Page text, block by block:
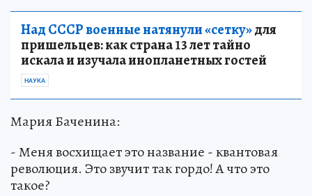
Над СССР военные натянули «сетку»для
пришельцев: как страна 13 лет тайно
искала и изучала инопланетных гостей
НАУКА
Мария Баченина:
- Меня восхищает это название - квантовая
революция. Это звучит так гордо! А что это
такое?